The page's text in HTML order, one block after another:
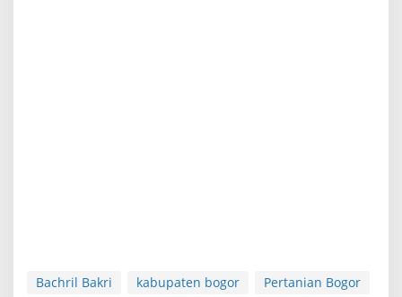
Bachril Bakri kabupaten bogor
Pertanian Bogor